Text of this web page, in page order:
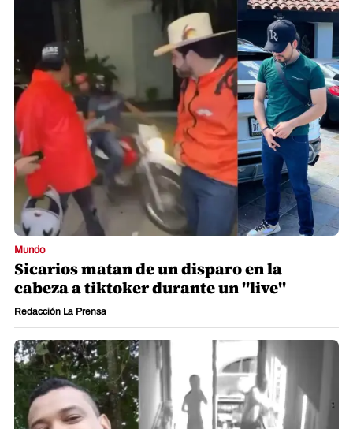
Mundo
Sicarios matan de un disparo en la
cabeza a tiktoker durante un "live"
Redacción La Prensa